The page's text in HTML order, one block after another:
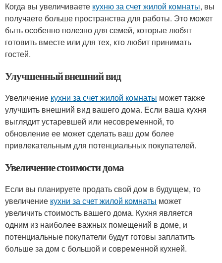
Когда вы увеличиваете кухню за счет жилой комнаты, вы
получаете больше пространства для работы. Это может
быть особенно полезно для семей, которые любят
готовить вместе или для тех, кто любит принимать
гостей.
Улучшенный внешний вид
Увеличение кухни за счет жилой комнаты может также
улучшить внешний вид вашего дома. Если ваша кухня
выглядит устаревшей или несовременной, то
обновление ее может сделать ваш дом более
привлекательным для потенциальных покупателей.
Увеличение стоимости дома
Если вы планируете продать свой дом в будущем, то
увеличение кухни за счет жилой комнаты может
увеличить стоимость вашего дома. Кухня является
одним из наиболее важных помещений в доме, и
потенциальные покупатели будут готовы заплатить
больше за дом с большой и современной кухней.